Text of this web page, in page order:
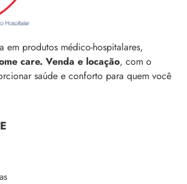
em produtos médico-hospitalares,
care. Venda e locação, com o
saúde e conforto para quem você